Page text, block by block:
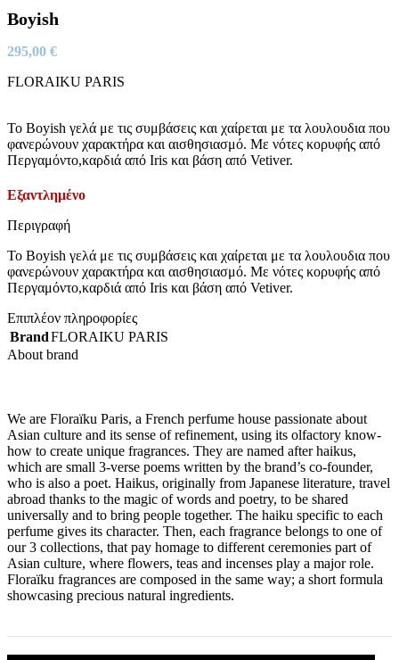
Boyish
295,00 €
FLORAIKU PARIS
To Boyish γελά με τις συμβάσεις και χαίρεται με τα λουλουδια που
φανερώνουν χαρακτήρα και αισθησιασμό. Με νότες κορυφής από
Περγαμόντο,καρδιά από Iris και βάση από Vetiver.
Εξαντλημένο
Περιγραφή
To Boyish γελά με τις συμβάσεις και χαίρεται με τα λουλουδια που
φανερώνουν χαρακτήρα και αισθησιασμό. Με νότες κορυφής από
Περγαμόντο,καρδιά από Iris και βάση από Vetiver.
Επιπλέον πληροφορίες
BrandFLORAIKU PARIS
About brand
We are Floraïku Paris, a French perfume house passionate about
Asian culture and its sense of refinement, using its olfactory know-
how to create unique fragrances. They are named after haikus,
which are small 3-verse poems written by the brand’s co-founder,
who is also a poet. Haikus, originally from Japanese literature, travel
abroad thanks to the magic of words and poetry, to be shared
universally and to bring people together. The haiku specific to each
perfume gives its character. Then, each fragrance belongs to one of
our 3 collections, that pay homage to different ceremonies part of
Asian culture, where flowers, teas and incenses play a major role.
Floraïku fragrances are composed in the same way; a short formula
showcasing precious natural ingredients.